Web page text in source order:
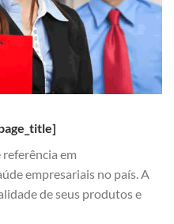
referência em
empresariais no país. A
de seus produtos e